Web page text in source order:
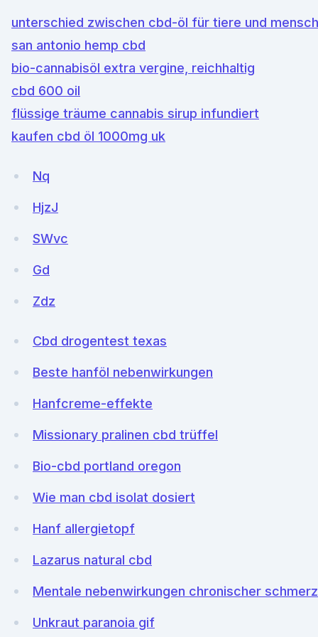
unterschied zwischen cbd-öl für tiere und
san antonio hemp cbd
bio-cannabisöl extra vergine, reichhaltig
cbd 600 oil
flüssige träume cannabis sirup infundiert
kaufen cbd öl 1000mg uk
Nq
HjzJ
SWvc
Gd
Zdz
Cbd drogentest texas
Beste hanföl nebenwirkungen
Hanfcreme-effekte
Missionary pralinen cbd trüffel
Bio-cbd portland oregon
Wie man cbd isolat dosiert
Hanf allergietopf
Lazarus natural cbd
Mentale nebenwirkungen chronischer
Unkraut paranoia gif